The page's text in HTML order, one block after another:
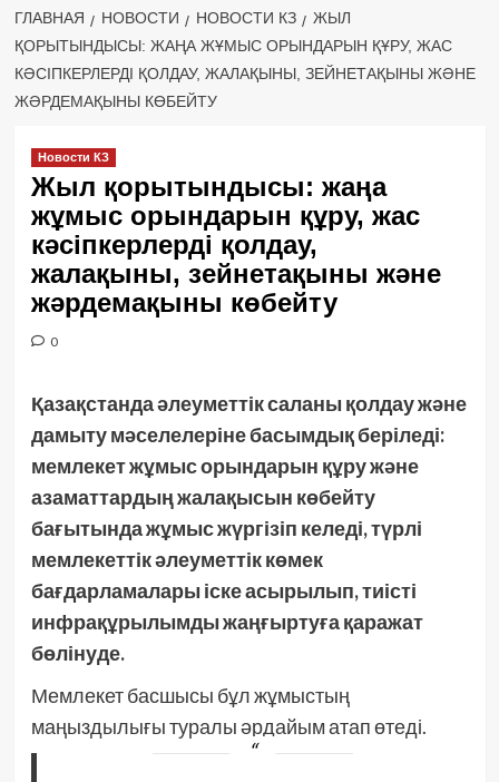
ГЛАВНАЯ НОВОСТИ НОВОСТИ КЗ
ЖЫЛ
ҚОРЫТЫНДЫСЫ: ЖАҢА ЖҰМЫС ОРЫНДАРЫН ҚҰРУ, ЖАС
КӘСІПКЕРЛЕРДІ ҚОЛДАУ, ЖАЛАҚЫНЫ, ЗЕЙНЕТАҚЫНЫ ЖӘНЕ
ЖӘРДЕМАҚЫНЫ КӨБЕЙТУ
Новости КЗ
Жыл қорытындысы: жаңа
жұмыс орындарын құру, жас
кәсіпкерлерді қолдау,
жалақыны, зейнетақыны және
жәрдемақыны көбейту
0
Қазақстанда әлеуметтік саланы қолдау және
дамыту мәселелеріне басымдық беріледі:
мемлекет жұмыс орындарын құру және
азаматтардың жалақысын көбейту
бағытында жұмыс жүргізіп келеді, түрлі
мемлекеттік әлеуметтік көмек
бағдарламалары іске асырылып, тиісті
инфрақұрылымды жаңғыртуға қаражат
бөлінуде.
Мемлекет басшысы бұл жұмыстың
маңыздылығы туралы әрдайым атап өтеді.